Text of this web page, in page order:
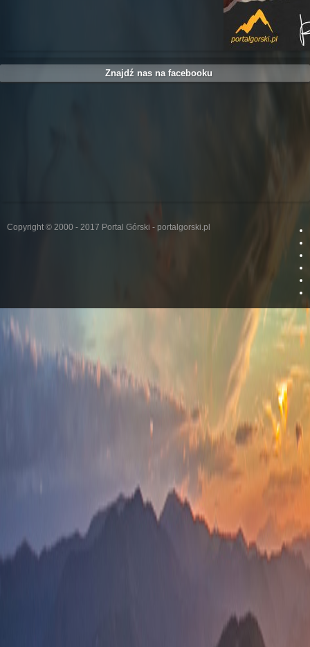
Znajdź nas na facebooku
Copyright © 2000 - 2017 Portal Górski - portalgorski.pl